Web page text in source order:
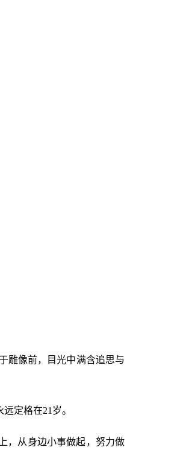
雕像前，目光中满含追思与
定格在21岁。
，从身边小事做起，努力做